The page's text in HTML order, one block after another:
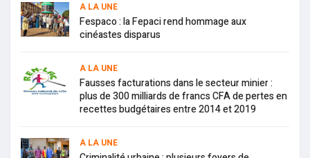
A LA UNE
Fespaco : la Fepaci rend hommage aux
cinéastes disparus
A LA UNE
Fausses facturations dans le secteur minier :
plus de 300 milliards de francs CFA de pertes en
recettes budgétaires entre 2014 et 2019
A LA UNE